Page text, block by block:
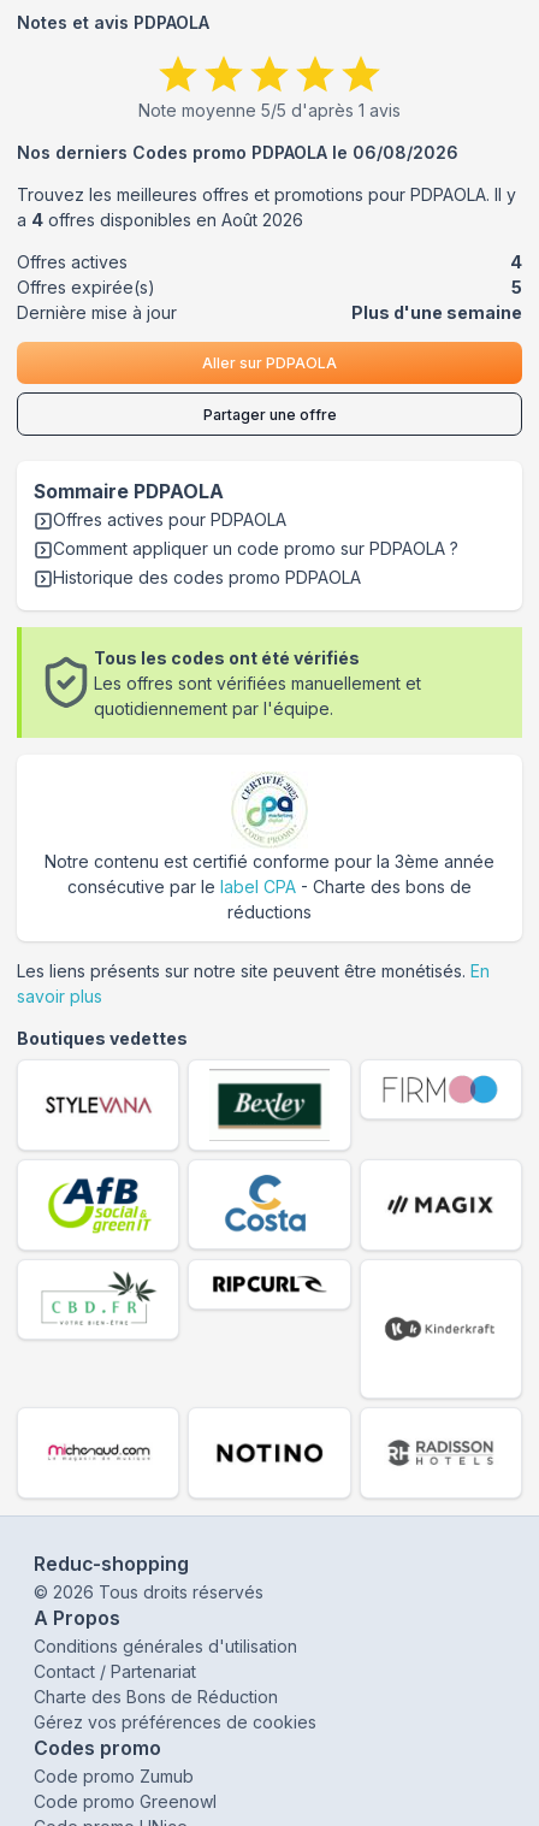
Notes et avis PDPAOLA
Note moyenne 5/5 d'après 1 avis
Nos derniers Codes promo PDPAOLA le 06/08/2026
Trouvez les meilleures offres et promotions pour PDPAOLA. Il y
a 4 offres disponibles en Août 2026
Offres actives
4
Offres expirée(s)
5
Dernière mise à jour
Plus d'une semaine
Aller sur PDPAOLA
Partager une offre
Sommaire PDPAOLA
Offres actives pour PDPAOLA
Comment appliquer un code promo sur PDPAOLA ?
Historique des codes promo PDPAOLA
Tous les codes ont été vérifiés
Les offres sont vérifiées manuellement et
quotidiennement par l'équipe.
Notre contenu est certifié conforme pour la 3ème année
consécutive par le label CPA - Charte des bons de
réductions
Les liens présents sur notre site peuvent être monétisés. En
savoir plus
Boutiques vedettes
Reduc-shopping
© 2026 Tous droits réservés
A Propos
Conditions générales d'utilisation
Contact / Partenariat
Charte des Bons de Réduction
Gérez vos préférences de cookies
Codes promo
Code promo Zumub
Code promo Greenowl